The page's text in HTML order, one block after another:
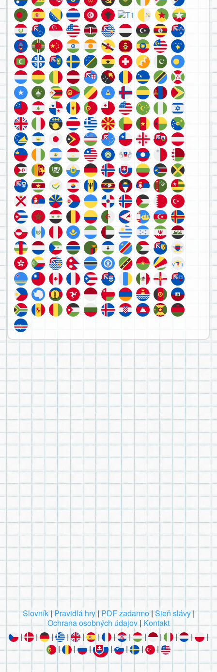
Slovník|Pravidlá hry|PDF zadarmo|Sieň slávy|
Ochrana osobných údajov|Kontakt
|
| | | | | | | | | | |
|
|
| | | | | |